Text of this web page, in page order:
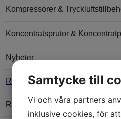
Kompressorer &
Koncentratsprutor &
Nyheter
Reningsverk Tillbehör
Reperationer
Samtycke till
Vi och våra partners
inklusive cookies, för